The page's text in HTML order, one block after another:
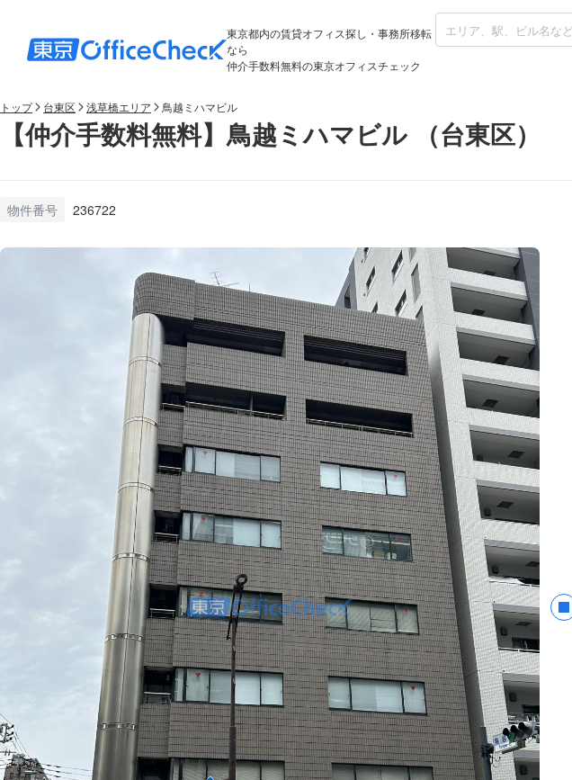
東京都内の賃貸オフィス探し・事務所移転
なら
仲介手数料無料の東京オフィスチェック
トップ 台東区 浅草橋エリア 鳥越ミハマビル
【仲介手数料無料】鳥越ミハマビル （台東区）
物件番号 236722